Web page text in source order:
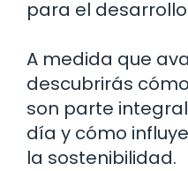
para el
A medida que
descubrirás
son parte
día y cómo
la sostenibilidad.